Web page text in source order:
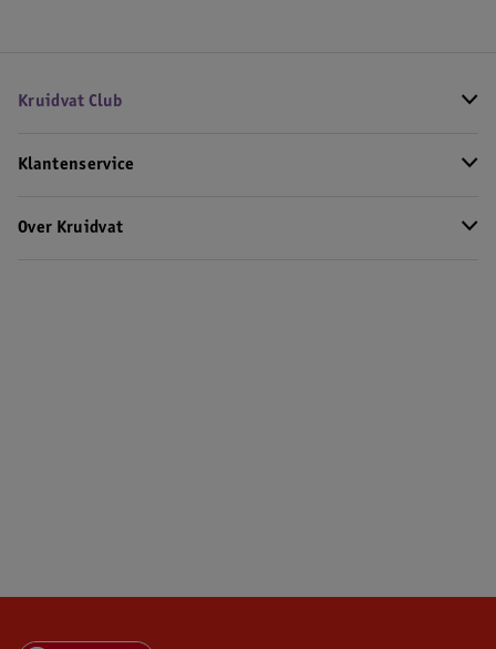
Kruidvat Club
Klantenservice
Over Kruidvat